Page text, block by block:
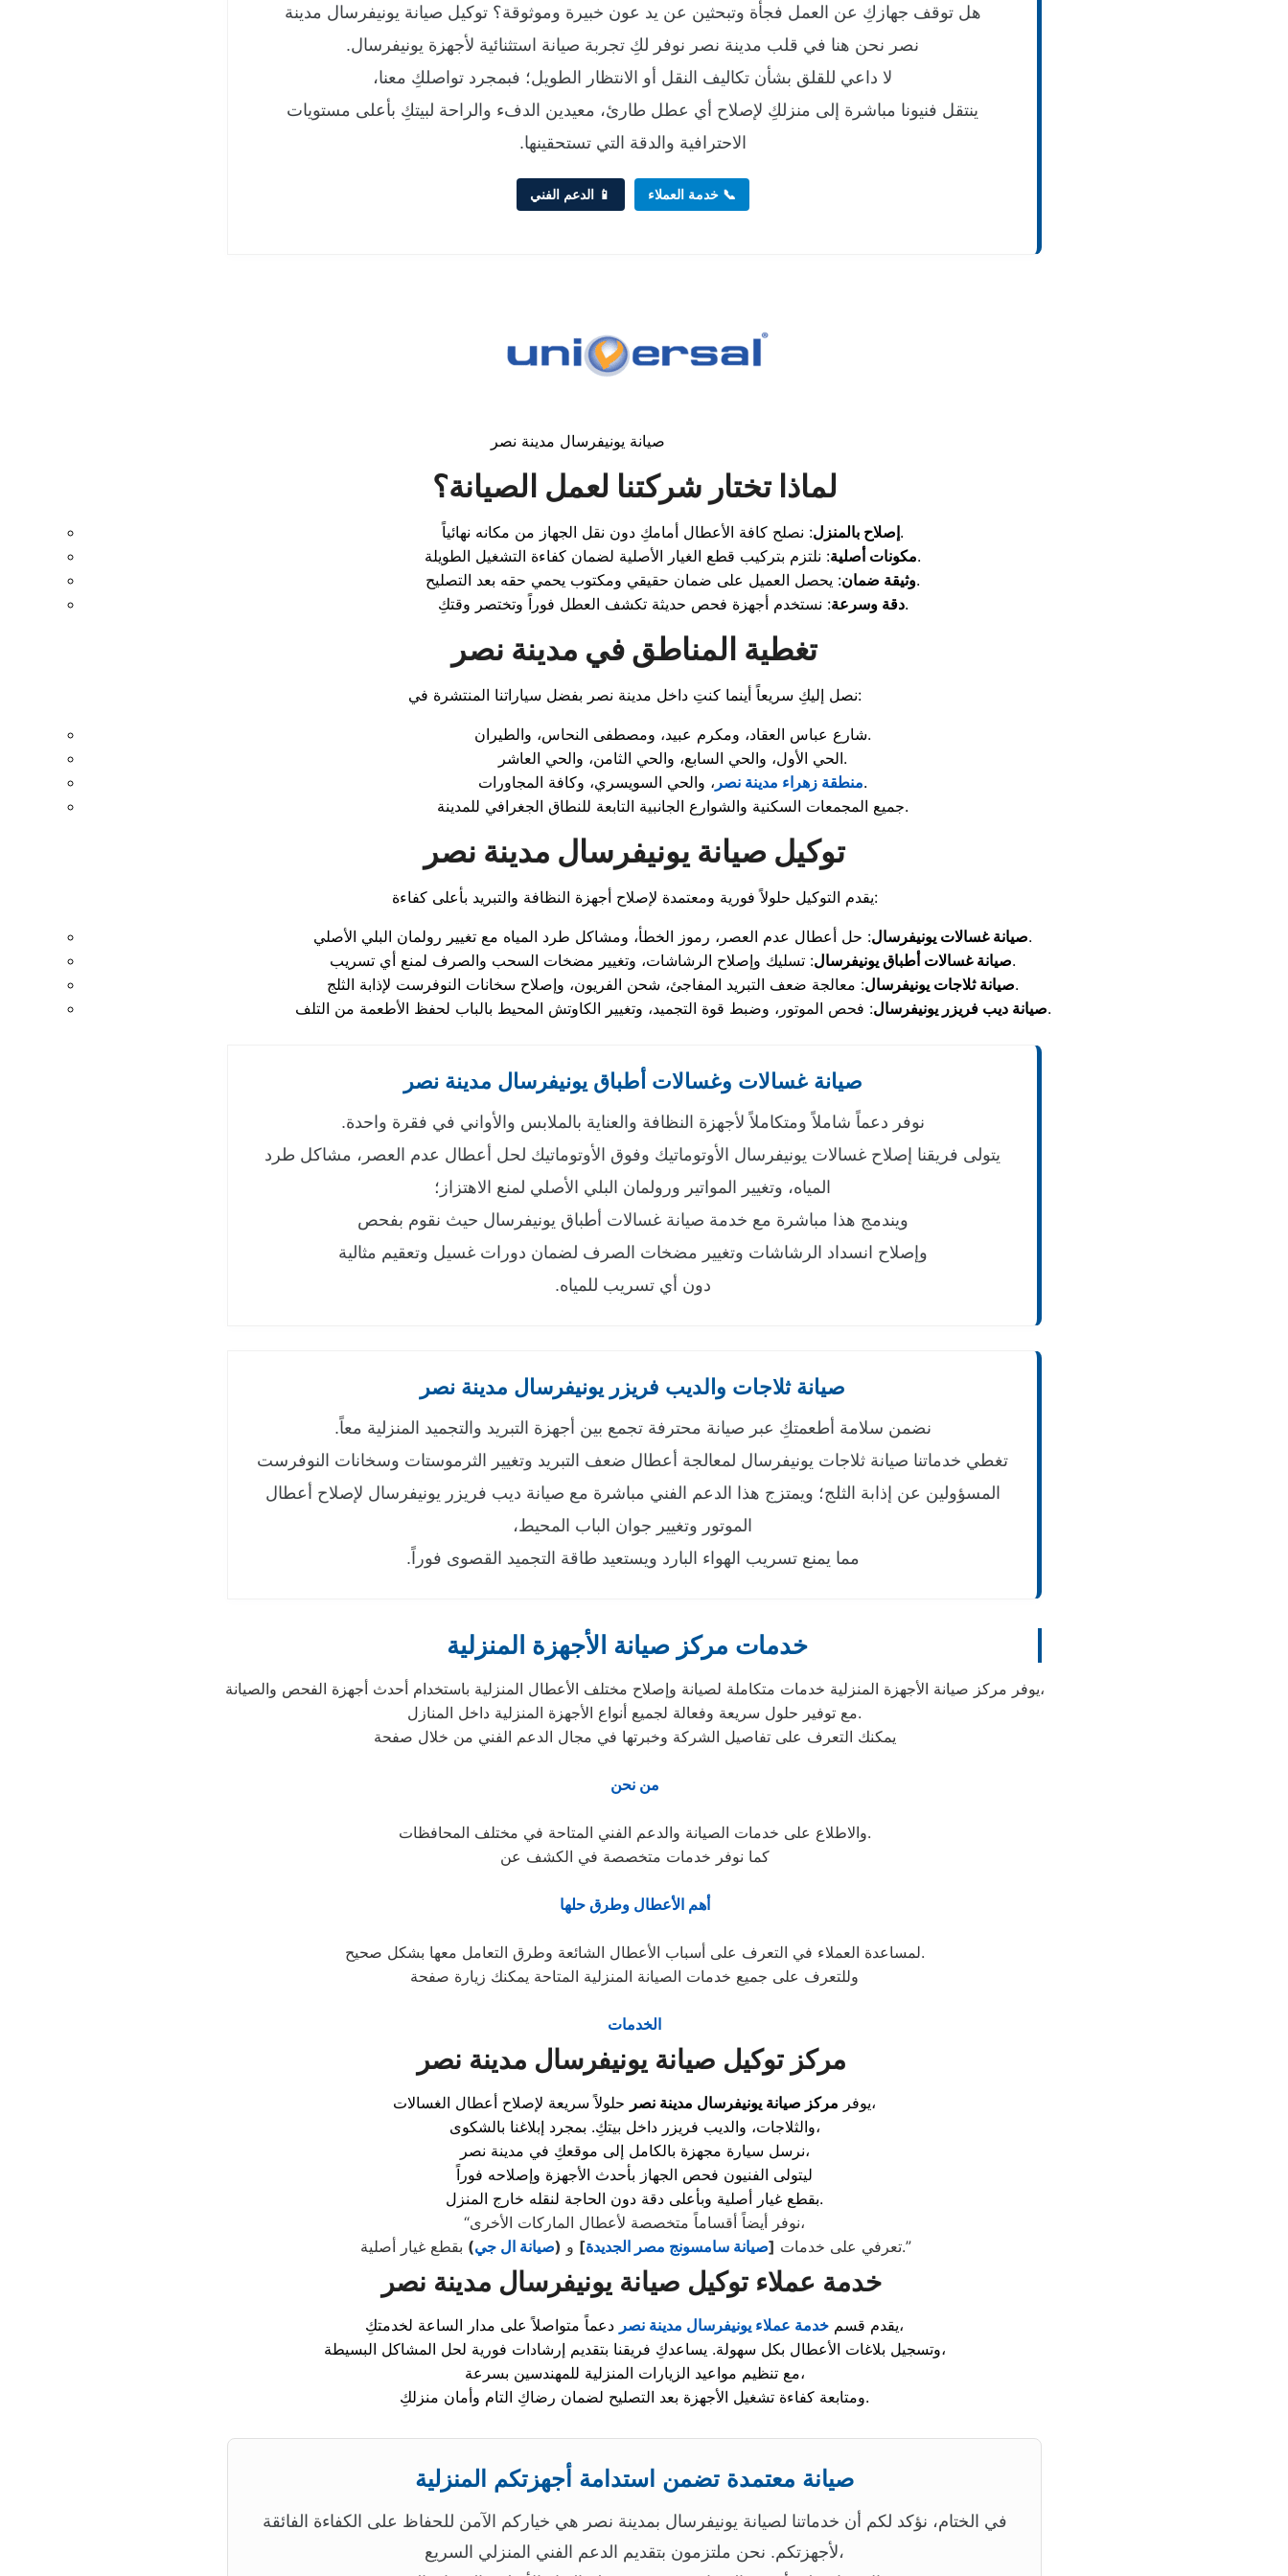
هل توقف جهازكِ عن العمل فجأة وتبحثين عن يد عون خبيرة وموثوقة؟ توكيل صيانة يونيفرسال مدينة
نصر نحن هنا في قلب مدينة نصر نوفر لكِ تجربة صيانة استثنائية لأجهزة يونيفرسال.
لا داعي للقلق بشأن تكاليف النقل أو الانتظار الطويل؛ فبمجرد تواصلكِ معنا،
ينتقل فنيونا مباشرة إلى منزلكِ لإصلاح أي عطل طارئ، معيدين الدفء والراحة لبيتكِ بأعلى مستويات
الاحترافية والدقة التي تستحقينها.
📞 خدمة العملاء 📱 الدعم الفني
صيانة يونيفرسال مدينة نصر
لماذا تختار شركتنا لعمل الصيانة؟
إصلاح بالمنزل: نصلح كافة الأعطال أمامكِ دون نقل الجهاز من مكانه نهائياً.
مكونات أصلية: نلتزم بتركيب قطع الغيار الأصلية لضمان كفاءة التشغيل الطويلة.
وثيقة ضمان: يحصل العميل على ضمان حقيقي ومكتوب يحمي حقه بعد التصليح.
دقة وسرعة: نستخدم أجهزة فحص حديثة تكشف العطل فوراً وتختصر وقتكِ.
تغطية المناطق في مدينة نصر
نصل إليكِ سريعاً أينما كنتِ داخل مدينة نصر بفضل سياراتنا المنتشرة في:
شارع عباس العقاد، ومكرم عبيد، ومصطفى النحاس، والطيران.
الحي الأول، والحي السابع، والحي الثامن، والحي العاشر.
منطقة زهراء مدينة نصر، والحي السويسري، وكافة المجاورات.
جميع المجمعات السكنية والشوارع الجانبية التابعة للنطاق الجغرافي للمدينة.
توكيل صيانة يونيفرسال مدينة نصر
يقدم التوكيل حلولاً فورية ومعتمدة لإصلاح أجهزة النظافة والتبريد بأعلى كفاءة:
صيانة غسالات يونيفرسال: حل أعطال عدم العصر، رموز الخطأ، ومشاكل طرد المياه مع تغيير رولمان البلي الأصلي.
صيانة غسالات أطباق يونيفرسال: تسليك وإصلاح الرشاشات، وتغيير مضخات السحب والصرف لمنع أي تسريب.
صيانة ثلاجات يونيفرسال: معالجة ضعف التبريد المفاجئ، شحن الفريون، وإصلاح سخانات النوفرست لإذابة الثلج.
صيانة ديب فريزر يونيفرسال: فحص الموتور، وضبط قوة التجميد، وتغيير الكاوتش المحيط بالباب لحفظ الأطعمة من التلف.
صيانة غسالات وغسالات أطباق يونيفرسال مدينة نصر
نوفر دعماً شاملاً ومتكاملاً لأجهزة النظافة والعناية بالملابس والأواني في فقرة واحدة.
يتولى فريقنا إصلاح غسالات يونيفرسال الأوتوماتيك وفوق الأوتوماتيك لحل أعطال عدم العصر، مشاكل طرد
المياه، وتغيير المواتير ورولمان البلي الأصلي لمنع الاهتزاز؛
ويندمج هذا مباشرة مع خدمة صيانة غسالات أطباق يونيفرسال حيث نقوم بفحص
وإصلاح انسداد الرشاشات وتغيير مضخات الصرف لضمان دورات غسيل وتعقيم مثالية
دون أي تسريب للمياه.
صيانة ثلاجات والديب فريزر يونيفرسال مدينة نصر
نضمن سلامة أطعمتكِ عبر صيانة محترفة تجمع بين أجهزة التبريد والتجميد المنزلية معاً.
تغطي خدماتنا صيانة ثلاجات يونيفرسال لمعالجة أعطال ضعف التبريد وتغيير الثرموستات وسخانات النوفرست
المسؤولين عن إذابة الثلج؛ ويمتزج هذا الدعم الفني مباشرة مع صيانة ديب فريزر يونيفرسال لإصلاح أعطال
الموتور وتغيير جوان الباب المحيط،
مما يمنع تسريب الهواء البارد ويستعيد طاقة التجميد القصوى فوراً.
خدمات مركز صيانة الأجهزة المنزلية
يوفر مركز صيانة الأجهزة المنزلية خدمات متكاملة لصيانة وإصلاح مختلف الأعطال المنزلية باستخدام أحدث أجهزة الفحص والصيانة،
مع توفير حلول سريعة وفعالة لجميع أنواع الأجهزة المنزلية داخل المنازل.
يمكنك التعرف على تفاصيل الشركة وخبرتها في مجال الدعم الفني من خلال صفحة
من نحن
والاطلاع على خدمات الصيانة والدعم الفني المتاحة في مختلف المحافظات.
كما نوفر خدمات متخصصة في الكشف عن
أهم الأعطال وطرق حلها
لمساعدة العملاء في التعرف على أسباب الأعطال الشائعة وطرق التعامل معها بشكل صحيح.
وللتعرف على جميع خدمات الصيانة المنزلية المتاحة يمكنك زيارة صفحة
الخدمات
يوفر مركز صيانة يونيفرسال مدينة نصر
حلولاً سريعة لإصلاح أعطال الغسالات،
والثلاجات، والديب فريزر داخل بيتكِ. بمجرد إبلاغنا بالشكوى،
نرسل سيارة مجهزة بالكامل إلى موقعكِ في مدينة نصر،
ليتولى الفنيون فحص الجهاز بأحدث الأجهزة وإصلاحه فوراً
بقطع غيار أصلية وبأعلى دقة دون الحاجة لنقله خارج المنزل.
“نوفر أيضاً أقساماً متخصصة لأعطال الماركات الأخرى،
تعرفي على خدمات [صيانة سامسونج مصر الجديدة] و (صيانة ال جي) بقطع غيار أصلية.”
خدمة عملاء توكيل صيانة يونيفرسال مدينة نصر
يقدم قسم خدمة عملاء يونيفرسال مدينة نصر
دعماً متواصلاً على مدار الساعة لخدمتكِ،
وتسجيل بلاغات الأعطال بكل سهولة. يساعدكِ فريقنا بتقديم إرشادات فورية لحل المشاكل البسيطة،
مع تنظيم مواعيد الزيارات المنزلية للمهندسين بسرعة،
ومتابعة كفاءة تشغيل الأجهزة بعد التصليح لضمان رضاكِ التام وأمان منزلكِ.
صيانة معتمدة تضمن استدامة أجهزتكم المنزلية
في الختام، نؤكد لكم أن خدماتنا لصيانة يونيفرسال بمدينة نصر هي خياركم الآمن للحفاظ على الكفاءة الفائقة
لأجهزتكم. نحن ملتزمون بتقديم الدعم الفني المنزلي السريع،